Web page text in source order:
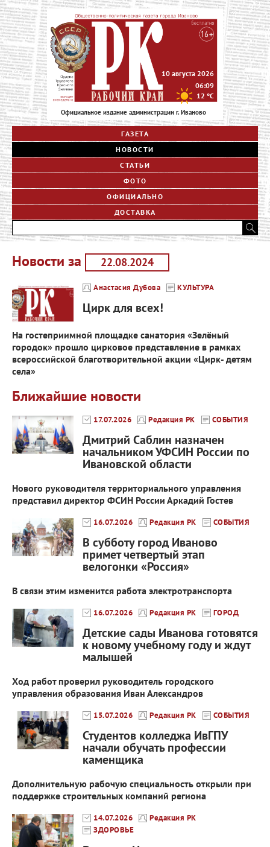
Официальное издание администрации г. Иваново
10 августа 2026
06:09
12 °C
ГАЗЕТА
НОВОСТИ
СТАТЬИ
ФОТО
ОФИЦИАЛЬНО
ДОСТАВКА
Новости за
Анастасия Дубова КУЛЬТУРА
Цирк для всех!
На гостеприимной площадке санатория «Зелёный
городок» прошло цирковое представление в рамках
всероссийской благотворительной акции «Цирк- детям
села»
Ближайшие новости
17.07.2026 Редакция РК СОБЫТИЯ
Дмитрий Саблин назначен
начальником УФСИН России по
Ивановской области
Нового руководителя территориального управления
представил директор ФСИН России Аркадий Гостев
16.07.2026 Редакция РК СОБЫТИЯ
В субботу город Иваново
примет четвертый этап
велогонки «Россия»
В связи этим изменится работа электротранспорта
16.07.2026 Редакция РК ГОРОД
Детские сады Иванова готовятся
к новому учебному году и ждут
малышей
Ход работ проверил руководитель городского
управления образования Иван Александров
15.07.2026 Редакция РК СОБЫТИЯ
Студентов колледжа ИвГПУ
начали обучать профессии
каменщика
Дополнительную рабочую специальность открыли при
поддержке строительных компаний региона
14.07.2026
Редакция РК
ЗДОРОВЬЕ